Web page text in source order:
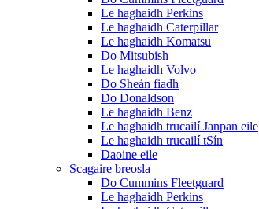
Le haghaidh Perkins
Le haghaidh Caterpillar
Le haghaidh Komatsu
Do Mitsubish
Le haghaidh Volvo
Do Sheán fiadh
Do Donaldson
Le haghaidh Benz
Le haghaidh trucailí Janpan eile
Le haghaidh trucailí tSín
Daoine eile
Scagaire breosla
Do Cummins Fleetguard
Le haghaidh Perkins